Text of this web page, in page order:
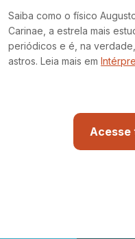
Saiba como o físico
Carinae, a estrela mais
periódicos e é, na
astros. Leia mais em
Acesse